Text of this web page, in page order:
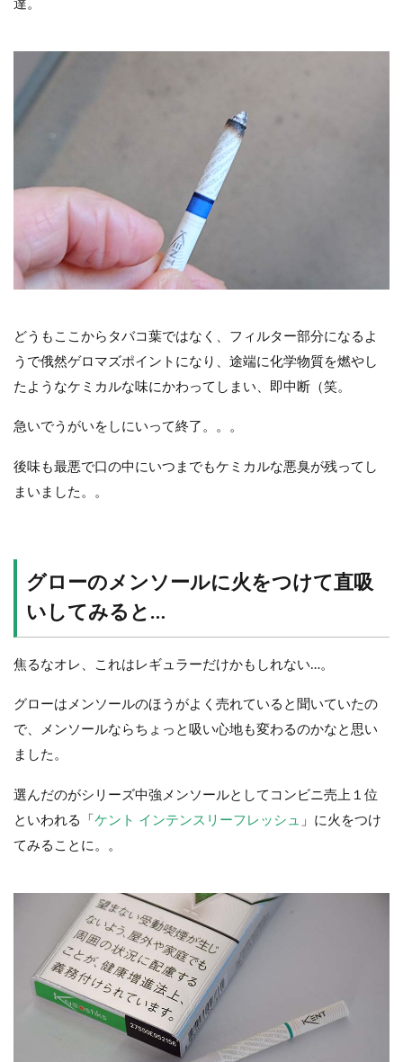
達。
どうもここからタバコ葉ではなく、フィルター部分になるよ
うで俄然ゲロマズポイントになり、途端に化学物質を燃やし
たようなケミカルな味にかわってしまい、即中断（笑。
急いでうがいをしにいって終了。。。
後味も最悪で口の中にいつまでもケミカルな悪臭が残ってし
まいました。。
グローのメンソールに火をつけて直吸
いしてみると…
焦るなオレ、これはレギュラーだけかもしれない…。
グローはメンソールのほうがよく売れていると聞いていたの
で、メンソールならちょっと吸い心地も変わるのかなと思い
ました。
選んだのがシリーズ中強メンソールとしてコンビニ売上１位
といわれる「 ケント インテンスリーフレッシュ 」に火をつけ
てみることに。。